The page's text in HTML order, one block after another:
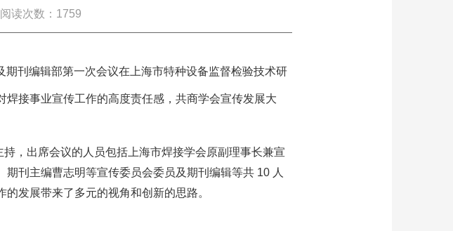
阅读次数：1759
刊编辑部第一次会议在上海市特种设备监督检验技术研
接事业宣传工作的高度责任感，共商学会宣传发展大
，出席会议的人员包括上海市焊接学会原副理事长兼宣
刊主编曹志明等宣传委员会委员及期刊编辑等共 10 人
发展带来了多元的视角和创新的思路。